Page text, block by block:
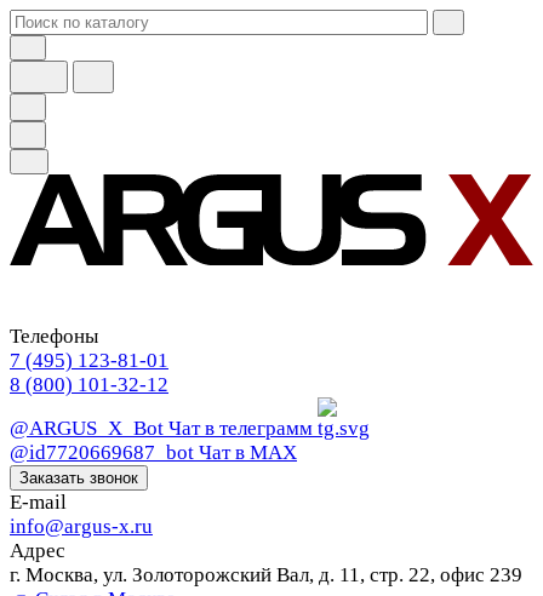
Телефоны
7 (495) 123-81-01
8 (800) 101-32-12
@ARGUS_X_Bot Чат в телеграмм
@id7720669687_bot Чат в МАХ
Заказать звонок
E-mail
info@argus-x.ru
Адрес
г. Москва, ул. Золоторожский Вал, д. 11, стр. 22, офис 239